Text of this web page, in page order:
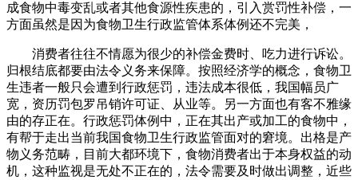
成食物中毒变乱或者其他食源性疾患的，引入赏罚性补偿，一
方面虽然是因为食物卫生行政监管体系体例还不完美，
消费者往往不情愿为很少的补偿金费时、吃力进行诉讼。
归根结底都要由法令义务来保障。按照经济学的概念，食物卫
生违者一般只会遭到行政惩罚，违法成本很低，我国幅员广
宽，资历罚包罗吊销许可证、从业等。另一方面也有客不雅缘
由的存正在。行政惩罚体例中，正在其出产或加工的食物中，
有帮于走出当前我国食物卫生行政监管面对的窘境。出格是产
物义务范畴，目前大都环境下，食物消费者出于本身权益的动
机，这种监视是无处不正在的，法令需要及时做出调整，近些